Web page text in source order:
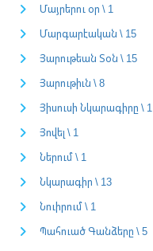
Մայրերու օր \ 1
Մարգարէական \ 15
Յարութեան Տօն \ 15
Յարութիւն \ 8
Յիսուսի Նկարագիրը \ 1
Յովել \ 1
Ներում \ 1
Նկարագիր \ 13
Նուիրում \ 1
Պահուած Գանձերը \ 5